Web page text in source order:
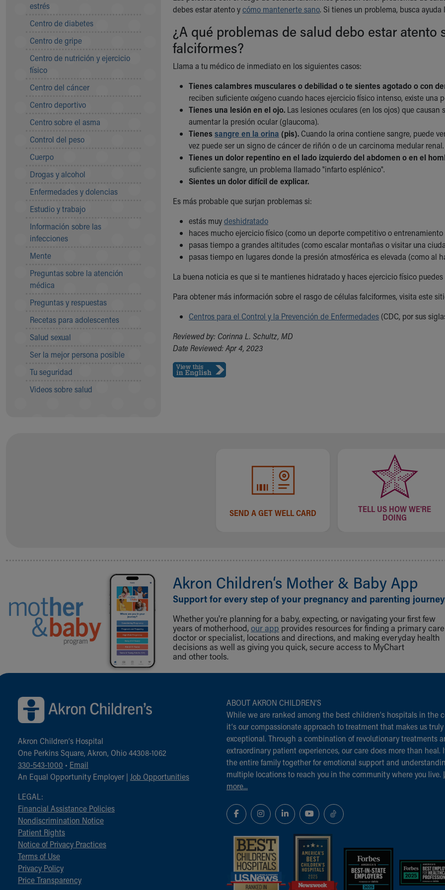
Symptom Checker
Price Estimates
Family Supports
Sports Health Services Provider for Akron Zips
New Parents
Find a Pediatrician
MyChart
Make an Appointment
Breastfeeding Medicine
Child Passenger Safety
Safe Sleep
About Akron Children's Pediatrics
Building a Brighter Future
Our Mission, Vision, Promise
Community Mission
Connect With Us
Our Culture of Caring
Our Leadership
Quality and Patient Safety
Unity and Engagement
Women's Board
More childhood, please.™
Cincinnati Children's
MyChart Telehealth Visits
Directions
Skip to main content
estrés
Centro de diabetes
Centro de gripe
Centro de nutrición y ejercicio
físico
Centro del cáncer
Centro deportivo
Centro sobre el asma
Control del peso
Cuerpo
Drogas y alcohol
Enfermedades y dolencias
Estudio y trabajo
Información sobre las
infecciones
Mente
Preguntas sobre la atención
médica
Preguntas y respuestas
Recetas para adolescentes
Salud sexual
Ser la mejor persona posible
Tu seguridad
Videos sobre salud
debes estar atento ycómo mantenerte sano. Si tienes un problema, busca ayuda
¿A qué problemas de salud debo estar
falciformes?
Llama a tu médico de inmediato en los siguientes casos:
Tienes calambres musculares o debilidad o te sientes agotado o con
reciben suficiente oxígeno cuando haces ejercicio físico intenso, existe una
Tienes una lesión en el ojo. Las lesiones oculares (en los ojos) que
aumentar la presión ocular (glaucoma).
Tienes sangre en la orina (pis). Cuando la orina contiene sangre, puede
vez puede ser un signo de cáncer de riñón o de un carcinoma medular renal.
Tienes un dolor repentino en el lado izquierdo del abdomen o en el
suficiente sangre, un problema llamado "infarto esplénico".
Sientes un dolor difícil de explicar.
Es más probable que surjan problemas si:
estás muydeshidratado
haces mucho ejercicio físico (como un deporte competitivo o
pasas tiempo a grandes altitudes (como escalar montañas o visitar una
pasas tiempo en lugares donde la presión atmosférica es elevada (como al
La buena noticia es que si te mantienes hidratado y haces ejercicio físico
Para obtener más información sobre el rasgo de células falciformes, visita este
Centros para el Control y la Prevención de Enfermedades (CDC, por sus
Reviewed by: Corinna L. Schultz, MD
Date Reviewed: Apr 4, 2023
SEND A GET WELL CARD
TELL US HOW WE'RE
DOING
Akron Children‘s Mother & Baby App
Support for every step of your pregnancy and parenting
Whether you're planning for a baby, expecting, or navigating your first few
years of motherhood, our app provides resources for finding a primary care
doctor or specialist, locations and directions, and making everyday health
decisions as well as giving you quick, secure access to MyChart
and other tools.
Back to top of page
Akron Children‘s Hospital
One Perkins Square, Akron, Ohio 44308-1062
330-543-1000 • Email
An Equal Opportunity Employer | Job Opportunities
LEGAL:
Financial Assistance Policies
Nondiscrimination Notice
Patient Rights
Notice of Privacy Practices
Terms of Use
Privacy Policy
Price Transparency
ABOUT AKRON CHILDREN‘S
While we are ranked among the best children‘s hospitals in the
it‘s our compassionate approach to treatment that makes us truly
exceptional. Through a combination of revolutionary treatments
extraordinary patient experiences, our care does more than heal.
the entire family together for emotional support and
multiple locations to reach you in the community where you live.
more...